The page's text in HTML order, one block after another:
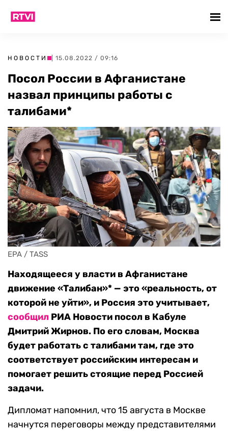
НОВОСТИ | 15.08.2022 / 09:16
Посол России в Афганистане
назвал принципы работы с
талибами*
EPA / TASS
Находящееся у власти в Афганистане
движение «Талибан»* — это «реальность, от
которой не уйти», и Россия это учитывает,
сообщил РИА Новости посол в Кабуле
Дмитрий Жирнов. По его словам, Москва
будет работать с талибами там, где это
соответствует российским интересам и
помогает решить стоящие перед Россией
задачи.
Дипломат напомнил, что 15 августа в Москве
начнутся переговоры между представителями